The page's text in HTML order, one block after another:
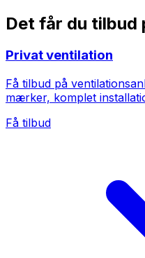
Det får du tilbud
Privat ventilation
Få tilbud på
mærker, komplet
Få tilbud